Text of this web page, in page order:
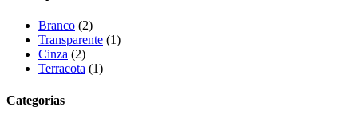
Branco (2)
Transparente (1)
Cinza (2)
Terracota (1)
Categorias